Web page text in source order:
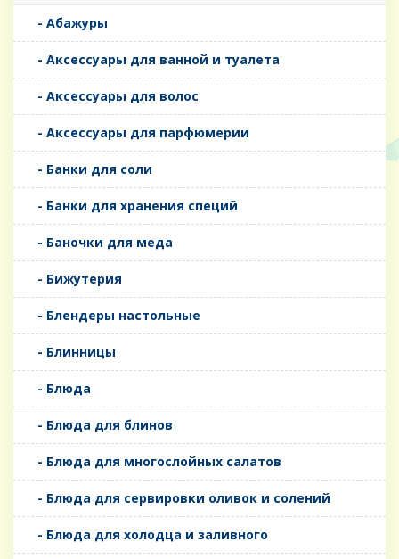
- Абажуры
- Аксессуары для ванной и туалета
- Аксессуары для волос
- Аксессуары для парфюмерии
- Банки для соли
- Банки для хранения специй
- Баночки для меда
- Бижутерия
- Блендеры настольные
- Блинницы
- Блюда
- Блюда для блинов
- Блюда для многослойных салатов
- Блюда для сервировки оливок и солений
- Блюда для холодца и заливного